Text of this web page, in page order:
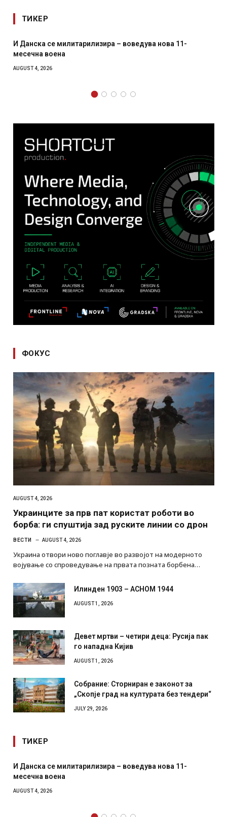
ТИКЕР
Уште двајца починаа од повредите во ресторан во
главниот град на Русуија – експлозивот бил завиткан
AUGUST 4, 2026
Украинците за прв пат користат роботи во
Украина отвори ново поглавје во развојот на модерното
Илинден 1903 – АСНОМ 1944
Девет мртви – четири деца: Русија пак
го нападна Кијив
Собрание: Сторниран е законот за
„Скопје град на културата без тендери“
Уште двајца починаа од повредите во ресторан во
главниот град на Русуија – експлозивот бил завиткан